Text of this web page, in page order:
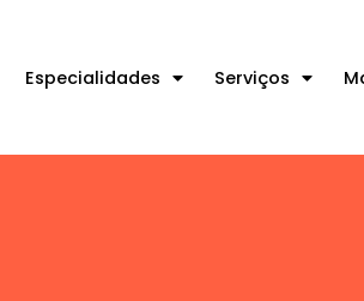
Especialidades Serviços